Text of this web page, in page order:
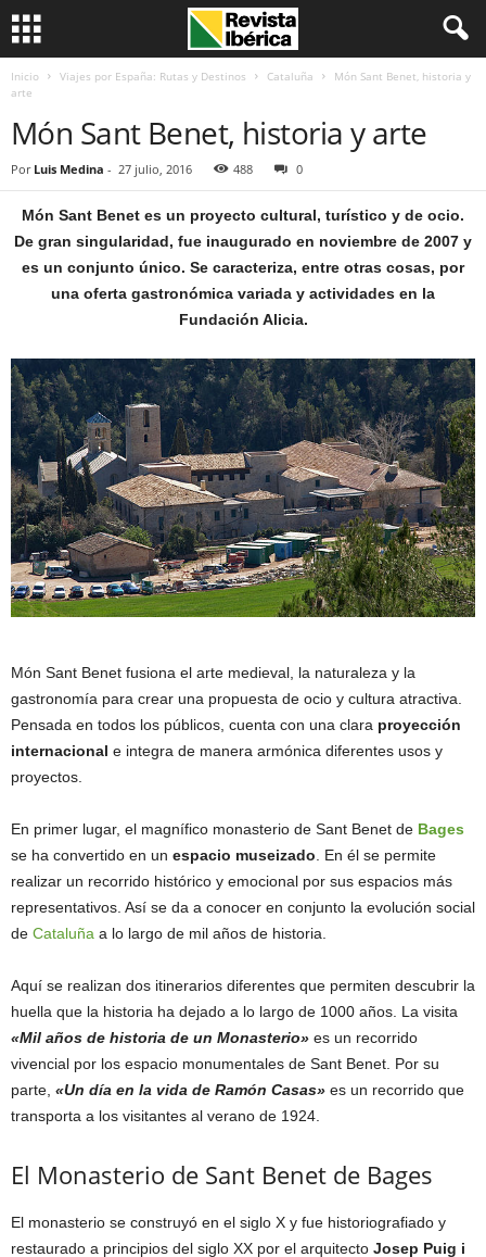
Inicio Viajes por España: Rutas y Destinos Cataluña
Món Sant Benet, historia y
arte
Món Sant Benet, historia y arte
Por Luis Medina - 27 julio, 2016 488 0
Món Sant Benet es un proyecto cultural, turístico y de ocio.
De gran singularidad, fue inaugurado en noviembre de 2007 y
es un conjunto único. Se caracteriza, entre otras cosas, por
una oferta gastronómica variada y actividades en la
Fundación Alicia.
Món Sant Benet fusiona el arte medieval, la naturaleza y la
gastronomía para crear una propuesta de ocio y cultura atractiva.
Pensada en todos los públicos, cuenta con una clara proyección
internacional e integra de manera armónica diferentes usos y
proyectos.
En primer lugar, el magnífico monasterio de Sant Benet de Bages
se ha convertido en un espacio museizado . En él se permite
realizar un recorrido histórico y emocional por sus espacios más
representativos. Así se da a conocer en conjunto la evolución social
de Cataluña a lo largo de mil años de historia.
Aquí se realizan dos itinerarios diferentes que permiten descubrir la
huella que la historia ha dejado a lo largo de 1000 años. La visita
«Mil años de historia de un Monasterio» es un recorrido
vivencial por los espacio monumentales de Sant Benet. Por su
parte, «Un día en la vida de Ramón Casas» es un recorrido que
transporta a los visitantes al verano de 1924.
El Monasterio de Sant Benet de Bages
El monasterio se construyó en el siglo X y fue historiografiado y
restaurado a principios del siglo XX por el arquitecto Josep Puig i